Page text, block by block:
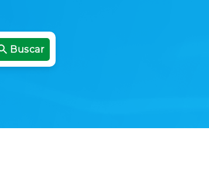
Buscar